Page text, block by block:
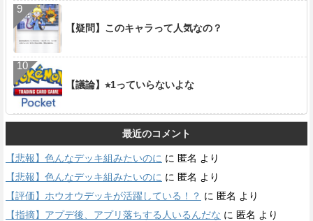
【疑問】このキャラって人気なの？
【議論】⭐︎1っていらないよな
最近のコメント
【悲報】色んなデッキ組みたいのに に 匿名 より
【悲報】色んなデッキ組みたいのに に 匿名 より
【評価】ホウオウデッキが活躍している！？ に 匿名 より
【指摘】アプデ後、アプリ落ちする人いるんだな に 匿名 より